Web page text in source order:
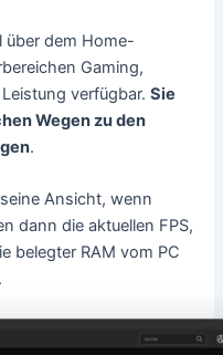
über dem Home-
Gaming,
verfügbar.Sie
Wegen zu den
.
Ansicht, wenn
dann die aktuellen FPS,
belegter RAM vom PC